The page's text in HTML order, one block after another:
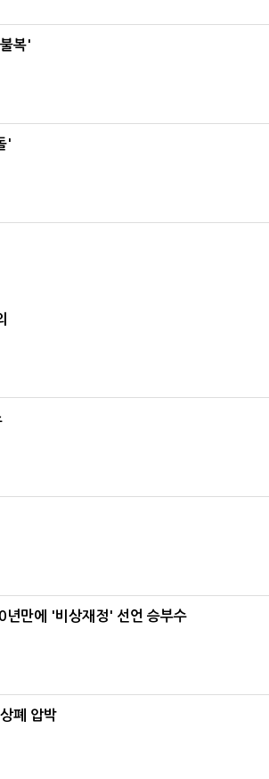
복'
'
만에 '비상재정' 선언 승부수
폐 압박